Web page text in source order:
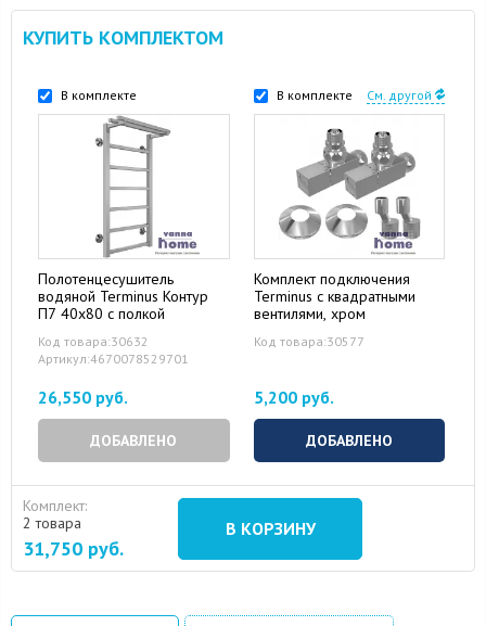
КУПИТЬ КОМПЛЕКТОМ
В комплекте
Полотенцесушитель
водяной Terminus Контур
П7 40x80 с полкой
Код товара:30632
Артикул:4670078529701
26,550 руб.
ДОБАВЛЕНО
В комплекте См. другой
Комплект подключения
Terminus с квадратными
вентилями, хром
Код товара:30577
5,200 руб.
ДОБАВЛЕНО
Комплект:
2 товара
31,750 руб.
В КОРЗИНУ